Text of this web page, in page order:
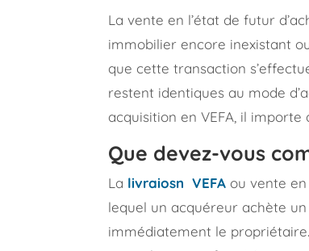
La vente en l’état de futur
immobilier encore inexistant
que cette transaction
restent identiques au mode
acquisition en VEFA, il
Que devez-vous
La livraiosn VEFA ou vente
lequel un acquéreur achète
immédiatement le